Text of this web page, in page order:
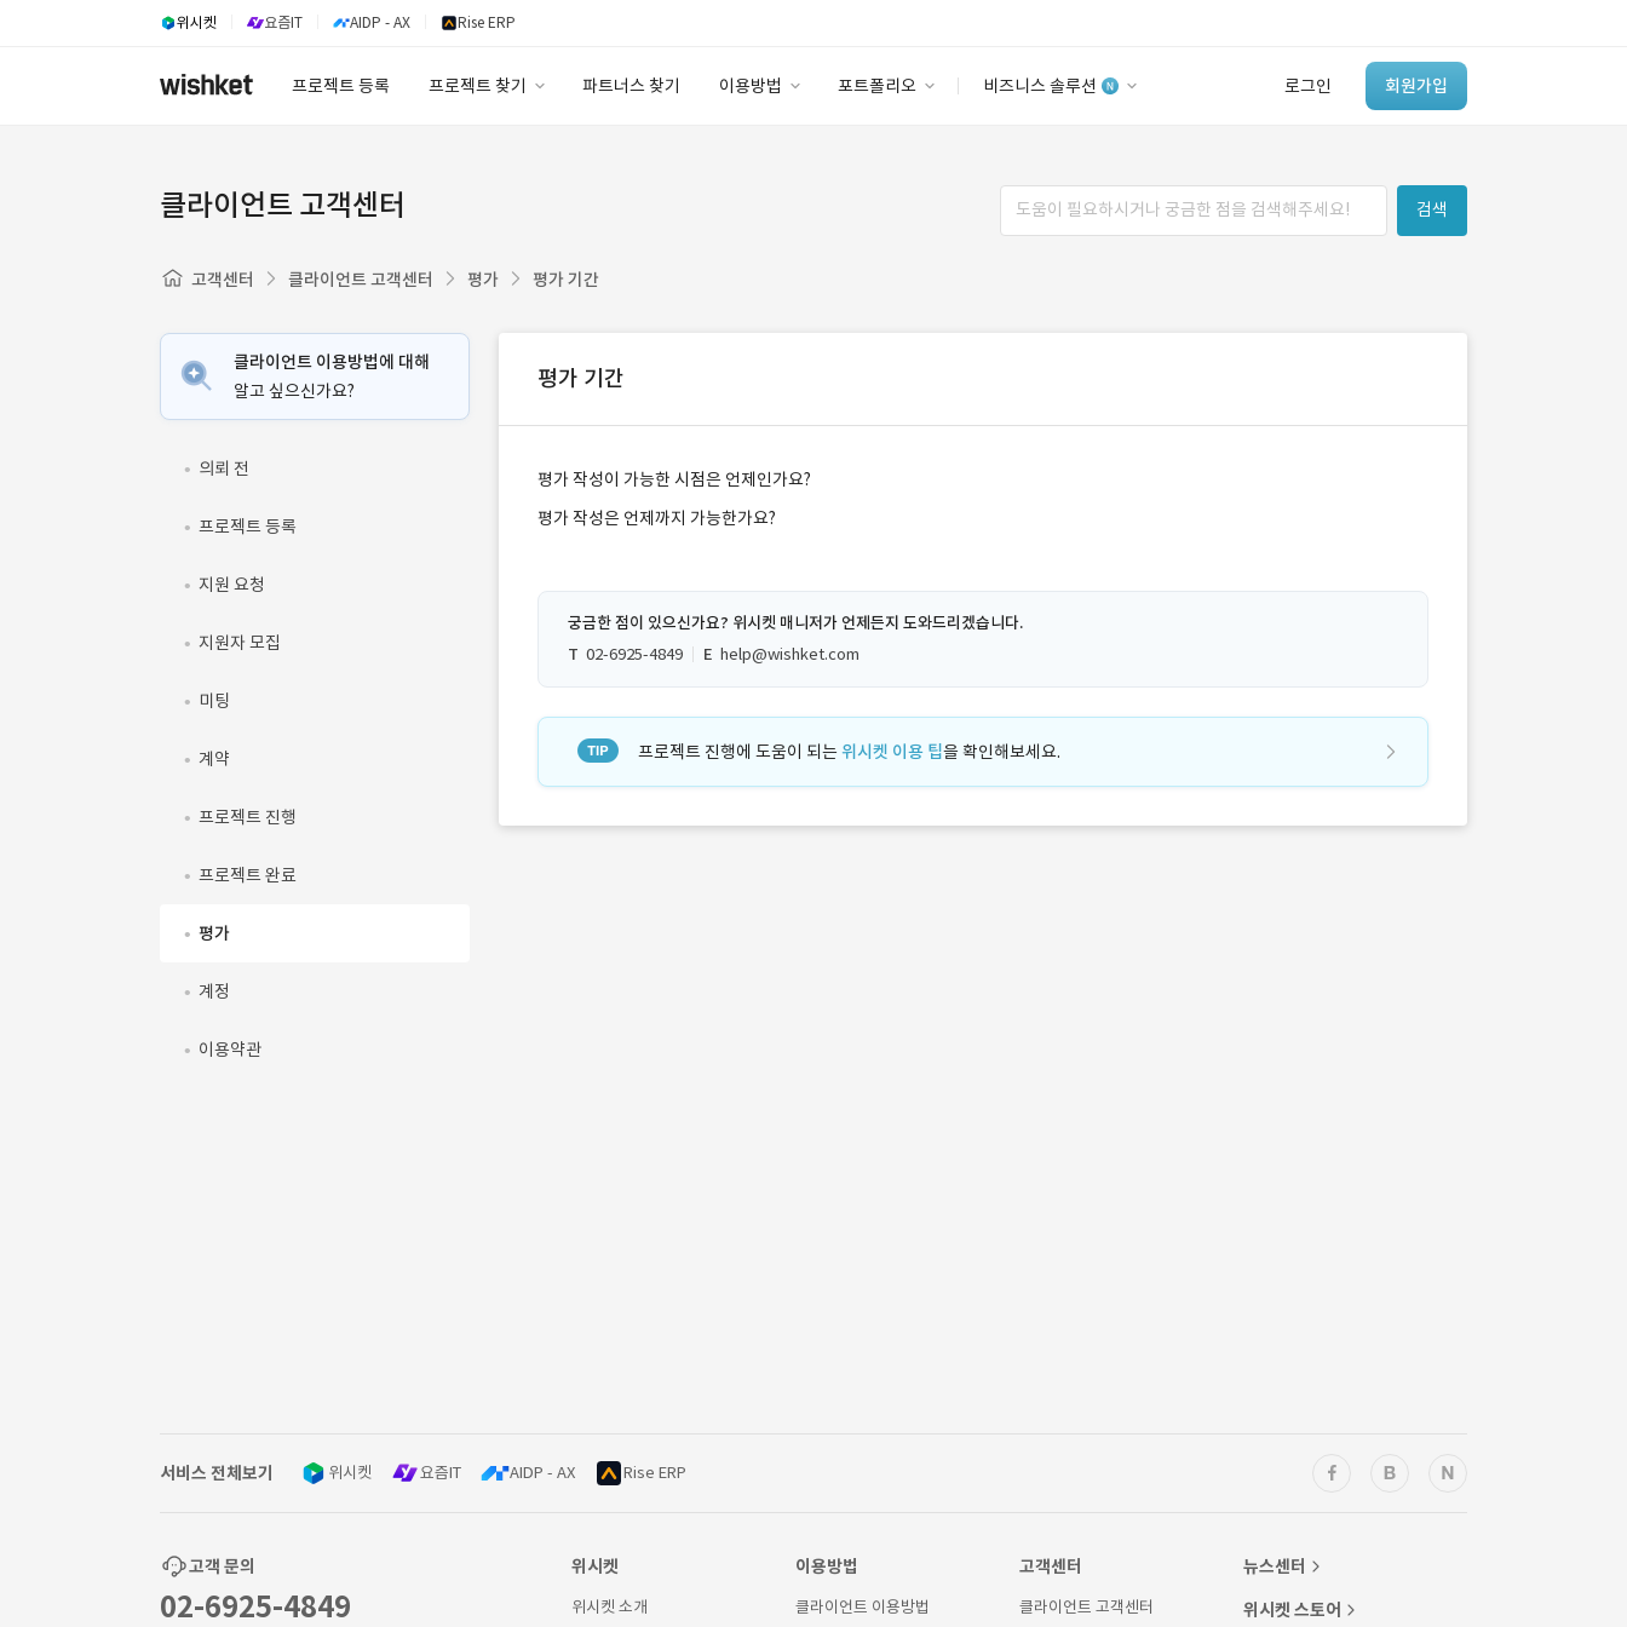
위시켓 요즘IT AIDP - AX Rise ERP
프로젝트 등록 프로젝트 찾기 파트너스 찾기 이용방법 포트폴리오 비즈니스 솔루션 로그인 회원가입
안심 코드 케어
솔루션 마켓
유사사례 검색 AI
‘이런 거’ 만들어본
클라이언트 고객센터 검색
고객센터 클라이언트 고객센터 평가 평가 기간
클라이언트 이용방법에 대해
알고 싶으신가요?
의뢰 전
프로젝트 등록
지원 요청
지원자 모집
미팅
계약
프로젝트 진행
프로젝트 완료
평가
계정
이용약관
평가 기간
평가 작성이 가능한 시점은 언제인가요?
평가 작성은 언제까지 가능한가요?
궁금한 점이 있으신가요? 위시켓 매니저가 언제든지 도와드리겠습니다.
T 02-6925-4849 E help@wishket.com
프로젝트 진행에 도움이 되는 위시켓 이용 팁을 확인해보세요.
서비스 전체보기 위시켓 요즘IT AIDP - AX Rise ERP
고객 문의
02-6925-4849
위시켓
위시켓 소개
이용방법
클라이언트 이용방법
고객센터
클라이언트 고객센터
뉴스센터
위시켓 스토어